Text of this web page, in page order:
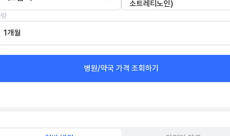
소트레티노인)
량
1개월
병원/약국 가격 조회하기